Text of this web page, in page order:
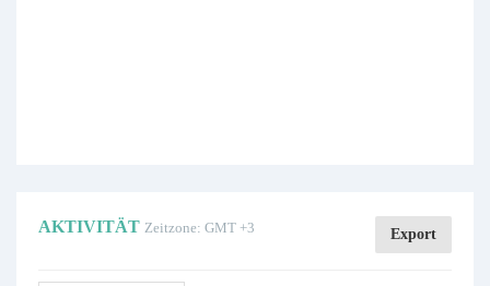
AKTIVITÄT Zeitzone: GMT +3 Export